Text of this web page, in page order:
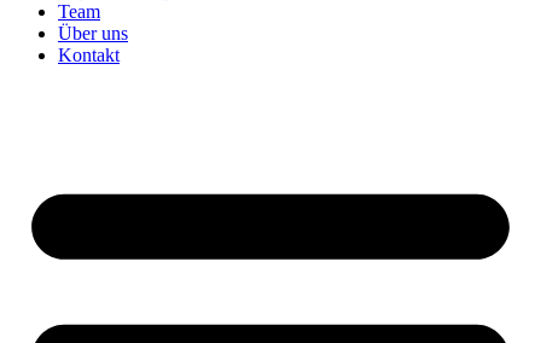
Team
Über uns
Kontakt